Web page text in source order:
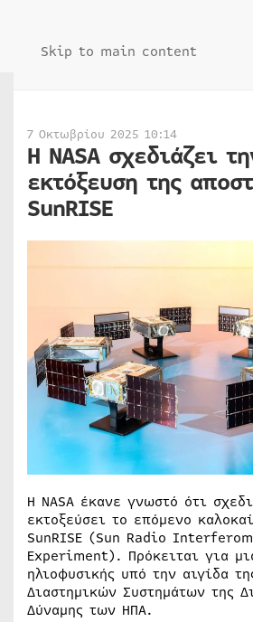
Skip to main content
7 Οκτωβρίου 2025 10:14
Η NASA σχεδιάζει
εκτόξευση της
SunRISE
Η NASA έκανε γνωστό ότι
εκτοξεύσει το επόμενο
SunRISE (Sun Radio
Experiment). Πρόκειται για
ηλιοφυσικής υπό την αιγίδα
Διαστημικών Συστημάτων της
Δύναμης των ΗΠΑ.